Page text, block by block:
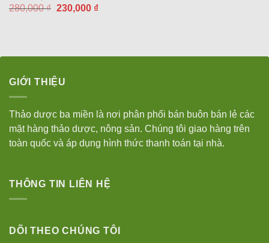
280,000₫ Giá
230,000 ₫Giá
GIỚI THIỆU
Thảo dược ba miền là nơi phân phối bán buôn bán lẻ các
mặt hàng thảo dược, nông sản. Chúng tôi giao hàng trên
toàn quốc và áp dụng hình thức thanh toán tại nhà.
THÔNG TIN LIÊN HỆ
DÕI THEO CHÚNG TÔI